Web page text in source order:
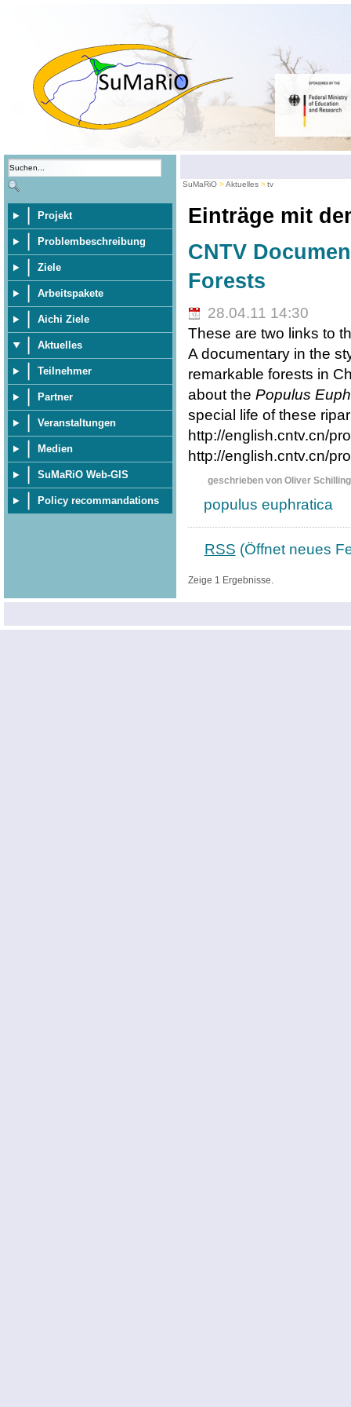
Projekt
Problembeschreibung
Ziele
Arbeitspakete
Aichi Ziele
Aktuelles
Teilnehmer
Partner
Veranstaltungen
Medien
SuMaRiO Web-GIS
Policy recommandations
SuMaRiO Aktuelles tv
Einträge mit
CNTV
Forests
28.04.11 14:30
These are two links to
A documentary in the
remarkable forests in
about the Populus
special life of these
http://english.cntv.cn/
http://english.cntv.cn/
geschrieben von Oliver Schilling
populus euphratica
RSS (Öffnet neues
Zeige 1 Ergebnisse.